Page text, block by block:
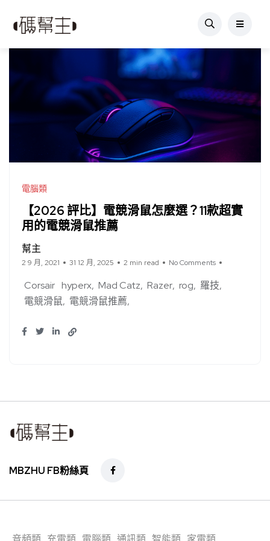
電腦類
【2026 評比】電競滑鼠怎麼選？11款超實
用的電競滑鼠推薦
幫主
2 9 月, 2021 31 12 月, 2025 2 min read No Comments
Corsair hyperx Mad Catz Razer rog
羅技
電競滑鼠
電競滑鼠推薦
MBZHU FB粉絲頁